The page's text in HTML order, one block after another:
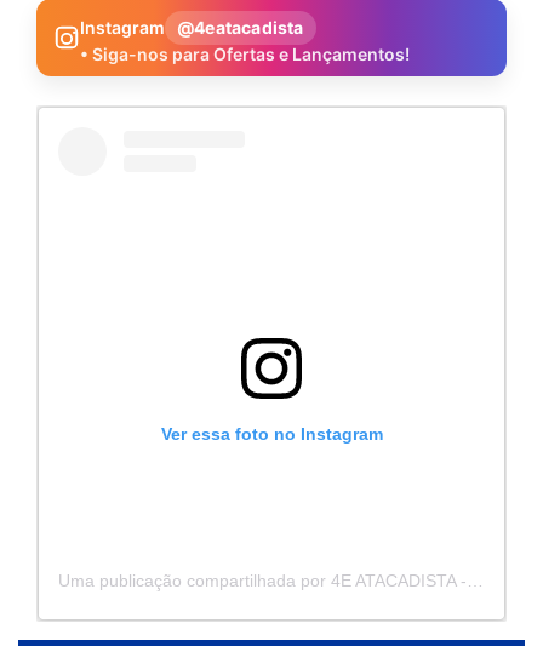
Instagram
@4eatacadista
• Siga-nos para Ofertas e Lançamentos!
Ver essa foto no Instagram